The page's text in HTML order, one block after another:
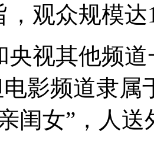
，观众规模达
其他频道
影频道隶
闺女”，人送